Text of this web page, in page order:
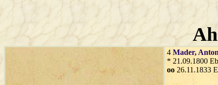
4 Mader,
* 21.09.1800
oo 26.11.1833